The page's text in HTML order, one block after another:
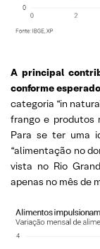
A principal
conforme
categoria “in
frango e produtos
Para se ter uma
“alimentação no
vista no Rio
apenas no mês de